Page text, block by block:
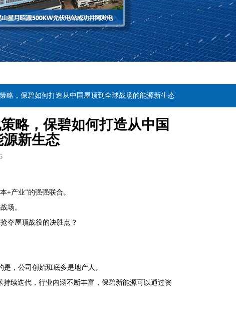
略，保碧如何打造从中国屋顶到全球战场的能源新生态
略，保碧如何打造从中国
新生态
+产业”的强强联合。
场。
夺屋顶战役的决胜点？
，公司创始班底多是地产人。
续迭代，行业内涵不断丰富，保碧新能源可以通过资